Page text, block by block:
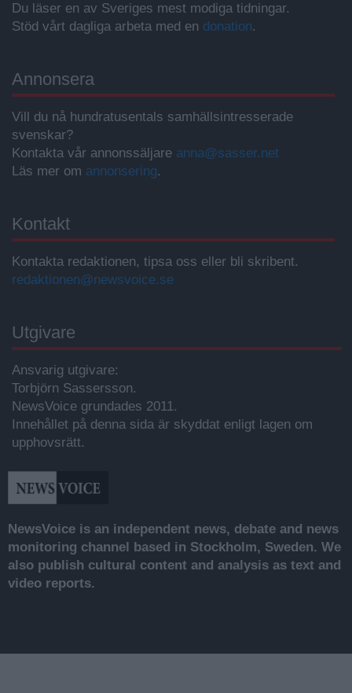
Du läser en av Sveriges mest modiga tidningar.
Stöd vårt dagliga arbeta med en donation.
Annonsera
Vill du nå hundratusentals samhällsintresserade
svenskar?
Kontakta vår annonssäljare anna@sasser.net
Läs mer om annonsering.
Kontakt
Kontakta redaktionen, tipsa oss eller bli skribent.
redaktionen@newsvoice.se
Utgivare
Ansvarig utgivare:
Torbjörn Sassersson.
NewsVoice grundades 2011.
Innehållet på denna sida är skyddat enligt lagen om
upphovsrätt.
NewsVoice is an independent news, debate and news
monitoring channel based in Stockholm, Sweden. We
also publish cultural content and analysis as text and
video reports.